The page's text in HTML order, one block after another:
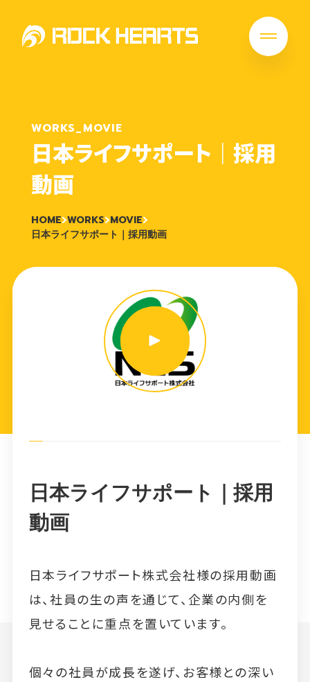
WORKS_MOVIE
日本ライフサポート｜採用
動画
HOME WORKS MOVIE
日本ライフサポート｜採用動画
日本ライフサポート｜採用
動画
日本ライフサポート株式会社様の採用動画
は、社員の生の声を通じて、企業の内側を
見せることに重点を置いています。
個々の社員が成長を遂げ、お客様との深い